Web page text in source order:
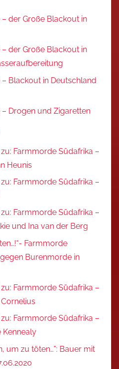
der Große Blackout in
der Große Blackout in
Blackout in Deutschland
Drogen und Zigaretten
Farmmorde Südafrika –
Heunis
Farmmorde Südafrika –
Farmmorde Südafrika –
und Ina van der Berg
Farmmorde
Burenmorde in
Farmmorde Südafrika –
Farmmorde Südafrika –
Kennealy
um zu töten…”: Bauer mit